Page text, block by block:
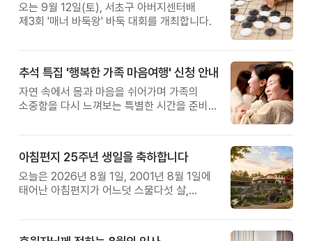
오는 9월 12일(토), 서초구 아버지센터배
제3회 '매너 바둑왕' 바둑 대회를 개최합니다.
추석 특집 '행복한 가족 마음여행' 신청 안내
자연 속에서 몸과 마음을 쉬어가며 가족의
소중함을 다시 느껴보는 특별한 시간을 준비해
아침편지 25주년 생일을 축하합니다
오늘은 2026년 8월 1일, 2001년 8월 1일에
태어난 아침편지가 어느덧 스물다섯 살,